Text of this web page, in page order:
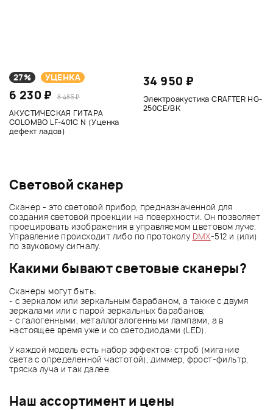
27% УЦЕНКА
6 230 ₽ 8 485 ₽
АКУСТИЧЕСКАЯ ГИТАРА
COLOMBO LF-401C N (Уценка
дефект ладов)
34 950 ₽
Электроакустика CRAFTER HG-
250CE/BK
Световой сканер
Сканер - это световой прибор, предназначенной для
создания световой проекции на поверхности. Он позволяет
проецировать изображения в управляемом цветовом луче.
Управление происходит либо по протоколу DMX-512 и (или)
по звуковому сигналу.
Какими бывают световые сканеры?
Сканеры могут быть:
- с зеркалом или зеркальным барабаном, а также с двумя
зеркалами или с парой зеркальных барабанов;
- с галогенными, металлогалогенными лампами, а в
настоящее время уже и со светодиодами (LED).
У каждой модель есть набор эффектов: строб (мигание
света с определенной частотой), диммер, фрост-фильтр,
тряска луча и так далее.
Наш ассортимент и цены